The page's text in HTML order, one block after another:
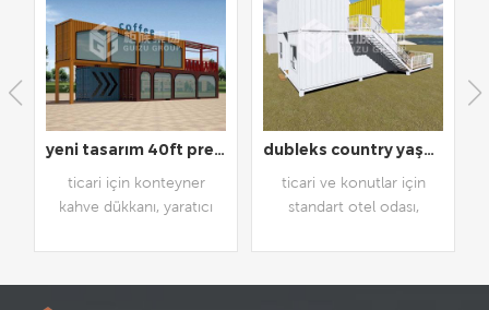
yeni tasarım 40ft prefabrik kargo konteyneri kahve dükkanı cafe
ticari için konteyner
kahve dükkanı, yaratıcı
dubleks country yaşam tarzı prefabrik otel odası
ticari ve konutlar için
standart otel odası,